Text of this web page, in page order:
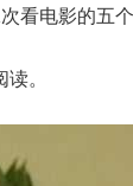
看电影的五个
。